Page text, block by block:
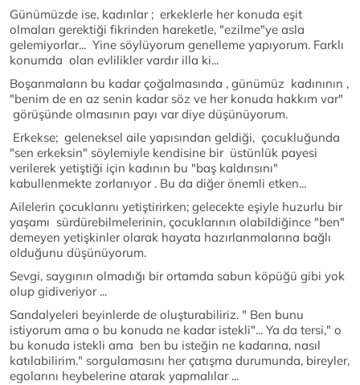
Günümüzde ise, kadınlar ; erkeklerle her konuda eşit
olmaları gerektiği fikrinden hareketle, "ezilme"ye asla
gelemiyorlar... Yine söylüyorum genelleme yapıyorum. Farklı
konumda olan evlilikler vardır illa ki...
Boşanmaların bu kadar çoğalmasında , günümüz kadınının ,
"benim de en az senin kadar söz ve her konuda hakkım var"
görüşünde olmasının payı var diye düşünüyorum.
Erkekse; geleneksel aile yapısından geldiği, çocukluğunda
"sen erkeksin" söylemiyle kendisine bir üstünlük payesi
verilerek yetiştiği için kadının bu "baş kaldırısını"
kabullenmekte zorlanıyor . Bu da diğer önemli etken...
Ailelerin çocuklarını yetiştirirken; gelecekte eşiyle huzurlu bir
yaşamı sürdürebilmelerinin, çocuklarının olabildiğince "ben"
demeyen yetişkinler olarak hayata hazırlanmalarına bağlı
olduğunu düşünüyorum.
Sevgi, saygının olmadığı bir ortamda sabun köpüğü gibi yok
olup gidiveriyor ...
Sandalyeleri beyinlerde de oluşturabiliriz. " Ben bunu
istiyorum ama o bu konuda ne kadar istekli"... Ya da tersi," o
bu konuda istekli ama ben bu isteğin ne kadarına, nasıl
katılabilirim." sorgulamasını her çatışma durumunda, bireyler,
egolarını heybelerine atarak yapmalılar ...